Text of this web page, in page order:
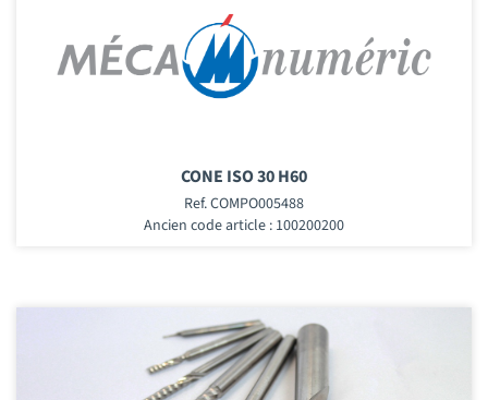
CONE ISO 30 H60
Ref. COMPO005488
Ancien code article : 100200200